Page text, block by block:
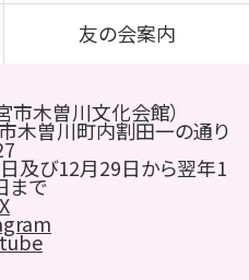
友の会案内
市木曽川文化会館）
曽川町内割田一の通り
及び12月29日から翌年1
まで
X